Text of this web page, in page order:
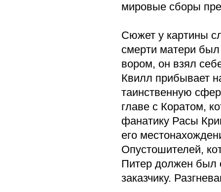
мировые сборы
Сюжет у картины
смерти матери
вором, он взял
Квилл прибывает
таинственную
главе с Коратом,
фанатику Расы
его
Опустошителей,
Питер должен был
заказчику.